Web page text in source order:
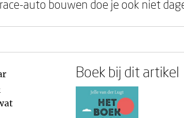
auto bouwen doe je ook niet
Boek bij dit artikel